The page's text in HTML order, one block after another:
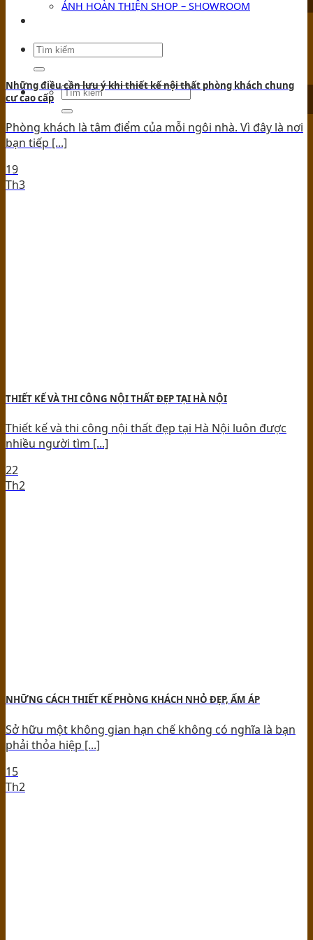
ẢNH HOÀN THIỆN SHOP – SHOWROOM
Những điều cần lưu ý khi thiết kế nội thất phòng khách chung
cư cao cấp
Phòng khách là tâm điểm của mỗi ngôi nhà. Vì đây là nơi
bạn tiếp [...]
19
Th3
THIẾT KẾ VÀ THI CÔNG NỘI THẤT ĐẸP TẠI HÀ NỘI
Thiết kế và thi công nội thất đẹp tại Hà Nội luôn được
nhiều người tìm [...]
22
Th2
NHỮNG CÁCH THIẾT KẾ PHÒNG KHÁCH NHỎ ĐẸP, ẤM ÁP
Sở hữu một không gian hạn chế không có nghĩa là bạn
phải thỏa hiệp [...]
15
Th2